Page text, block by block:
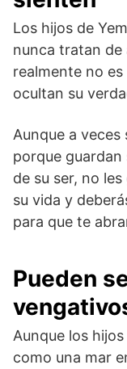
Los hijos de
nunca tratan de
realmente no
ocultan su
Aunque a
porque
de su ser, no
su vida y
para que te
Pueden
Aunque los
como una mar